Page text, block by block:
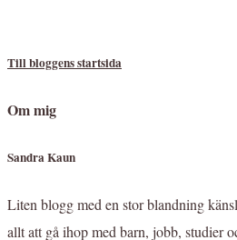
Till bloggens startsida
Om mig
Sandra Kaun
Liten blogg med en stor blandning
allt att gå ihop med barn, jobb, studier